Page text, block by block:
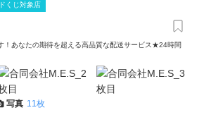
くじ対象店
！あなたの期待を超える高品質な配送サービス★24時間
写真 11枚